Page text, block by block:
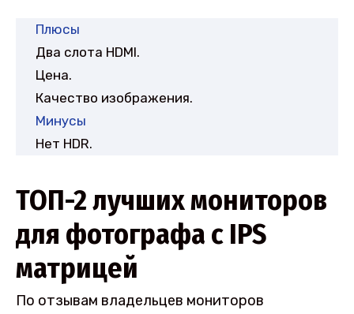
Плюсы
Два слота HDMI.
Цена.
Качество изображения.
Минусы
Нет HDR.
ТОП-2 лучших мониторов
для фотографа с IPS
матрицей
По отзывам владельцев мониторов